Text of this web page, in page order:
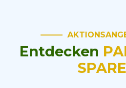
Entdecken